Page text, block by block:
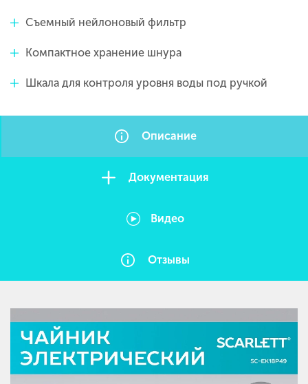
Съемный нейлоновый фильтр
Компактное хранение шнура
Шкала для контроля уровня воды под ручкой
Описание
Документация
Видео
Отзывы